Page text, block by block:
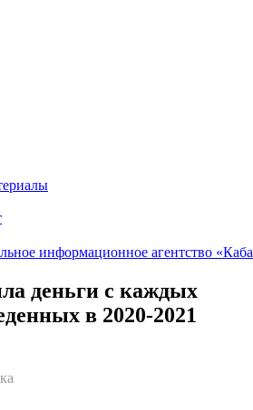
деньги с каждых
в 2020-2021